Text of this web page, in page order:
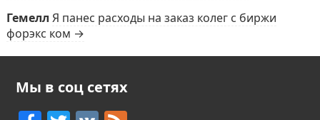
Гемелл Я панес расходы на заказ колег с биржи
форэкс ком →
Мы в соц сетях